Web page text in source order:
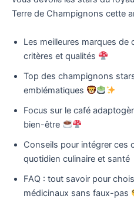
Terre de Champignons cette
Les meilleures marques
critères et qualités
Top des champignons
emblématiques
Focus sur le café
bien-être
Conseils pour intégrer ces
quotidien culinaire et santé
FAQ : tout savoir pour
médicinaux sans faux-pas